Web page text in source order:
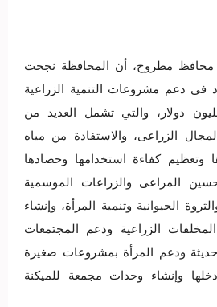
محافظ مطروح، أن المحافظة نجحت
فى دعم مشروعات التنمية الزراعية
بمبلغ 60 مليون دولار، والتي تشمل العديد من
الزراعى، والاستفادة من مياه
وتعظيم كفاءة استخدامها وحصادها
المراعى والزراعات الموسمية
الحيوانية وتنمية المرأة، وإنشاء
الزراعية ودعم المجتمعات
ودعم المرأة بمشروعات صغيرة
وإنشاء وحدات مجمعة للميكنة